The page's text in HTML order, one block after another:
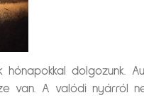
hónapokkal dolgozunk.
van. A valódi nyárról